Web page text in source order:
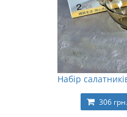
Набір
306 грн.